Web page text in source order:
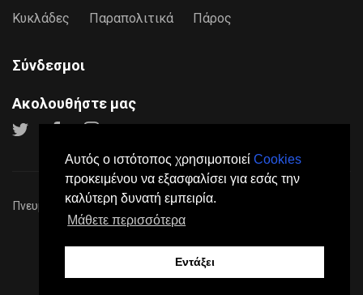
Αυτός ο ιστότοπος χρησιμοποιεί Cookies
προκειμένου να εξασφαλίσει για εσάς την
καλύτερη δυνατή εμπειρία.
Μάθετε περισσότερα
Εντάξει
Κυκλάδες
Παραπολιτικά Πάρος
Σύνδεσμοι
Ακολουθήστε μας
Πνευματικά Δικαιώματα © 2026Paros24
νόμιμου δικαιώματος.
Επικοινωνία
Made byDGK Software House